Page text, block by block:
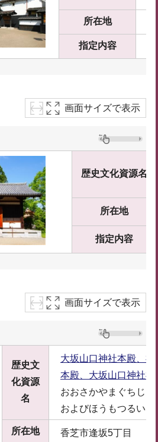
所在地
指定内容
画面サイズで表示
歴史文化資源名
所在地
指定内容
画面サイズで表示
歴史文
化資源
名
大坂山口神社本殿、
本殿、大坂山口神社神
おおさかやまぐちじ
およびほうもつるい
所在地 香芝市逢坂5丁目